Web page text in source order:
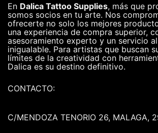
En Dalica Tattoo Supplies, más que
somos socios en tu arte. Nos
ofrecerte no solo los mejores
una experiencia de compra superior,
asesoramiento experto y un servicio
inigualable. Para artistas que buscan
límites de la creatividad con
Dalica es su destino definitivo.
CONTACTO:
C/MENDOZA TENORIO 26, MALAGA,